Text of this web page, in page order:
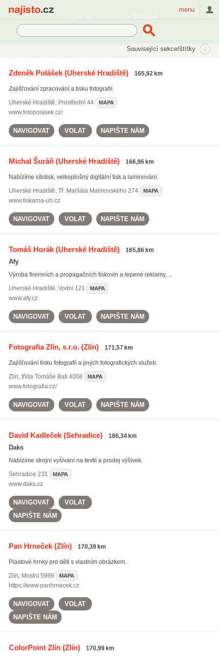
menu
Související sekce/štítky
potisk triček(313)
tisk samolepek(116)
Zdeněk Polášek(Uherské Hradiště) 165,92 km
Zajišťování zpracování a tisku fotografií.
Uherské Hradiště, Prostřední 44 MAPA
www.fotopolasek.cz/
NAVIGOVAT VOLAT NAPIŠTE NÁM
Michal Šuráň(Uherské Hradiště) 166,96 km
Nabízíme sítotisk, velkoplošný digitální tisk a laminování.
Uherské Hradiště, Tř. Maršála Malinovského 274 MAPA
www.tiskarna-uh.cz
NAVIGOVAT VOLAT NAPIŠTE NÁM
Tomáš Horák(Uherské Hradiště) 165,86 km
Afy
Výroba firemních a propagačních tiskovin a lepené reklamy, ...
Uherské Hradiště, Vodní 121 MAPA
www.afy.cz
NAVIGOVAT VOLAT NAPIŠTE NÁM
Fotografia Zlín, s.r.o.(Zlín) 171,57 km
Zajišťování tisku fotografií a jiných fotografických služeb.
Zlín, třída Tomáše Bati 4008 MAPA
www.fotografia.cz/
NAVIGOVAT VOLAT NAPIŠTE NÁM
David Kadleček(Sehradice) 186,34 km
Daks
Nabízíme strojní vyšívání na textil a prodej výšivek.
Sehradice 231 MAPA
www.daks.cz
NAVIGOVAT
VOLAT
NAPIŠTE NÁM
Pan Hrneček(Zlín) 170,39 km
Plastové hrnky pro děti s vlastním obrázkem.
Zlín, Mostní 5999 MAPA
https://www.panhrnecek.cz
NAVIGOVAT
VOLAT
NAPIŠTE NÁM
ColorPoint Zlín(Zlín) 170,99 km